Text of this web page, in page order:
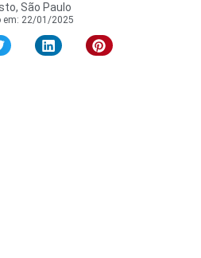
São Paulo
em: 22/01/2025